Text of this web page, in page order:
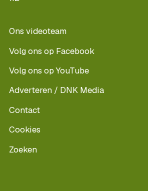
Ons videoteam
Volg ons op Facebook
Volg ons op YouTube
Adverteren / DNK Media
Contact
Cookies
Zoeken